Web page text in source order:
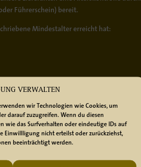
VERWALTEN
wir Technologien wie Cookies, um
darauf zuzugreifen. Wenn du diesen
wie das Surfverhalten oder eindeutige IDs auf
Einwillligung nicht erteilst oder zurückziehst,
beeinträchtigt werden.
Führerschein) bereit.
Mindestalter erreicht hat:
entgegennehmen können, muss die